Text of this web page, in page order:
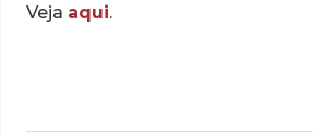
Veja aqui.